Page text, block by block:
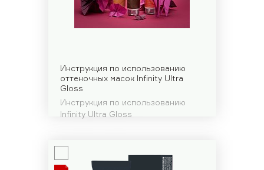
Инструкция по использованию
оттеночных масок Infinity Ultra
Gloss
Инструкция по использованию
Infinity Ultra Gloss